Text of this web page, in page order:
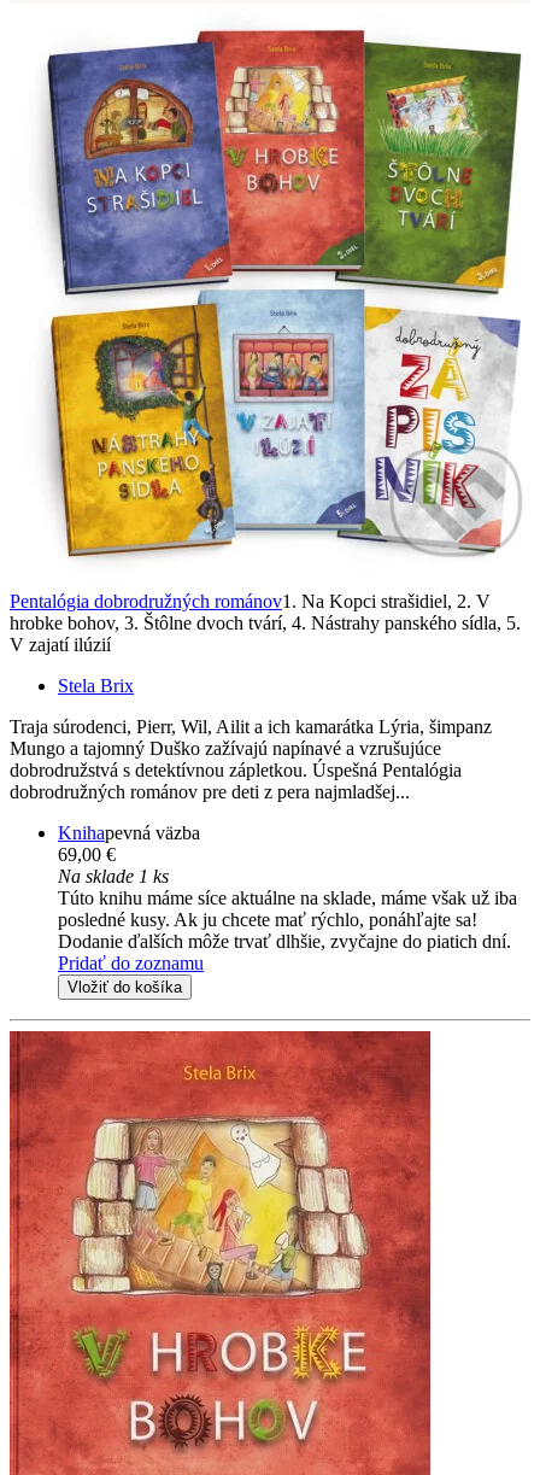
Pentalógia dobrodružných románov1. Na Kopci strašidiel, 2. V
hrobke bohov, 3. Štôlne dvoch tvárí, 4. Nástrahy panského sídla, 5.
V zajatí ilúzií
Stela Brix
Traja súrodenci, Pierr, Wil, Ailit a ich kamarátka Lýria, šimpanz
Mungo a tajomný Duško zažívajú napínavé a vzrušujúce
dobrodružstvá s detektívnou zápletkou. Úspešná Pentalógia
dobrodružných románov pre deti z pera najmladšej...
Knihapevná väzba
69,00 €
Na sklade 1 ks
Túto knihu máme síce aktuálne na sklade, máme však už iba
posledné kusy. Ak ju chcete mať rýchlo, ponáhľajte sa!
Dodanie ďalších môže trvať dlhšie, zvyčajne do piatich dní.
Pridať do zoznamu
Vložiť do košíka